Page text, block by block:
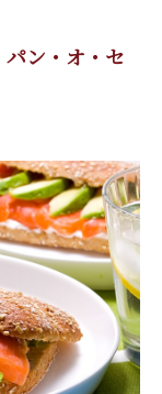
ン・オ・セ